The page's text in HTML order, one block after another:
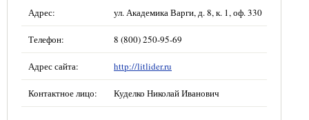
Адрес: ул. Академика Варги, д. 8, к. 1, оф. 330
Телефон: 8 (800) 250-95-69
Адрес сайта: http://litlider.ru
Контактное лицо: Куделко Николай Иванович